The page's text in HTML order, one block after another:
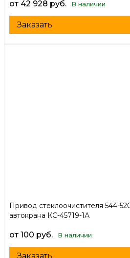
от 42 928 руб. В наличии
Заказать
Привод стеклоочистителя 544-
автокрана КС-45719-1А
от 100 руб. В наличии
Заказать